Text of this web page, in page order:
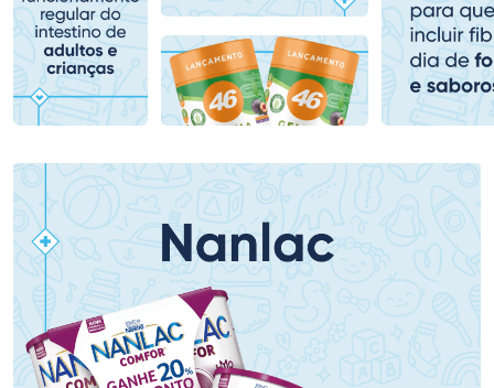
Comprar sem Desconto
Por R$ 407,99/cada
Comprar sem Desconto
Por R$ 407,99/cada
Comprar sem Desconto
Por R$ 149,90/cada
Comprar sem Desconto
Por R$ 149,90/cada